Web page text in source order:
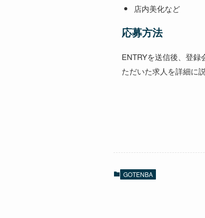
店内美化など
応募方法
ENTRYを送信後、登
ただいた求人を詳細に
GOTENBA